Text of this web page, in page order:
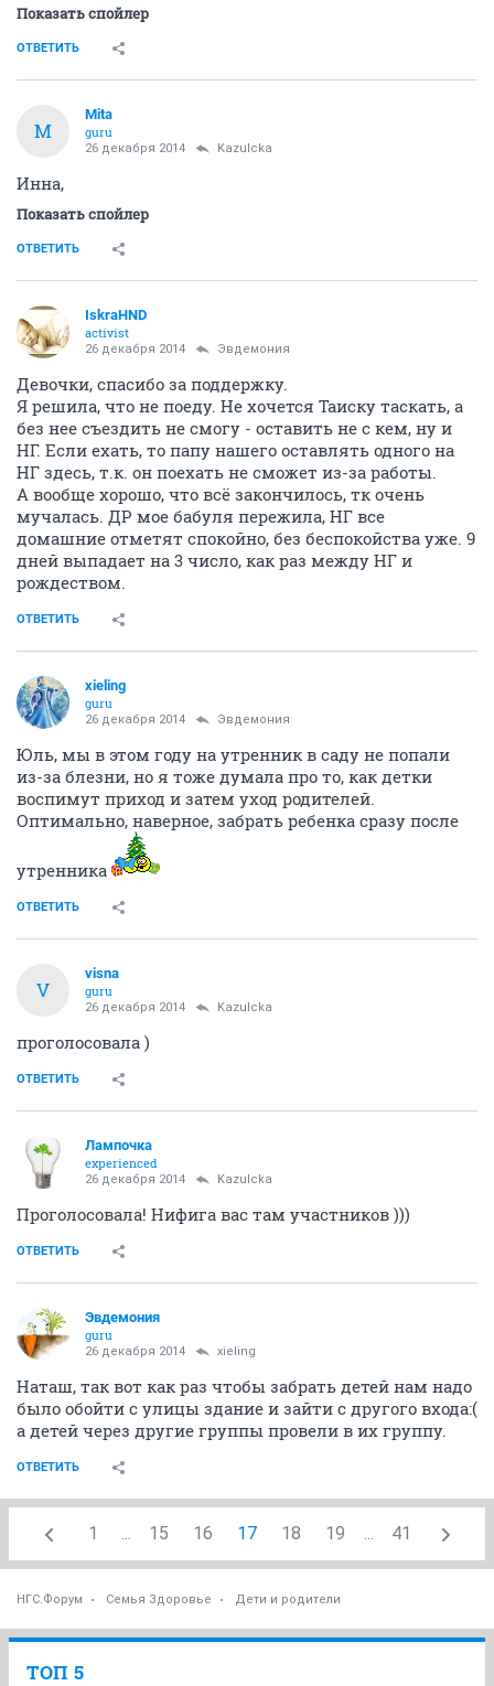
Показать спойлер
ОТВЕТИТЬ
M
Mita
guru
26 декабря 2014 Kazulcka
Инна,
Показать спойлер
ОТВЕТИТЬ
IskraHND
activist
26 декабря 2014 Эвдемония
Девочки, спасибо за поддержку.
Я решила, что не поеду. Не хочется Таиску таскать, а
без нее съездить не смогу - оставить не с кем, ну и
НГ. Если ехать, то папу нашего оставлять одного на
НГ здесь, т.к. он поехать не сможет из-за работы.
А вообще хорошо, что всё закончилось, тк очень
мучалась. ДР мое бабуля пережила, НГ все
домашние отметят спокойно, без беспокойства уже. 9
дней выпадает на 3 число, как раз между НГ и
рождеством.
ОТВЕТИТЬ
xieling
guru
26 декабря 2014 Эвдемония
Юль, мы в этом году на утренник в саду не попали
из-за блезни, но я тоже думала про то, как детки
воспимут приход и затем уход родителей.
Оптимально, наверное, забрать ребенка сразу после
утренника
ОТВЕТИТЬ
V
visna
guru
26 декабря 2014 Kazulcka
проголосовала )
ОТВЕТИТЬ
Лампочка
experienced
26 декабря 2014 Kazulcka
Проголосовала! Нифига вас там участников )))
ОТВЕТИТЬ
Эвдемония
guru
26 декабря 2014 xieling
Наташ, так вот как раз чтобы забрать детей нам надо
было обойти с улицы здание и зайти с другого входа:(
а детей через другие группы провели в их группу.
ОТВЕТИТЬ
1 ... 15 16 17 18 19 ... 41
НГС.Форум Семья Здоровье Дети и родители
ТОП 5